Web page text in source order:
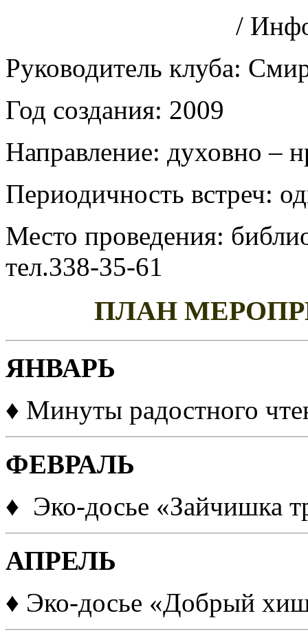
/
Руководитель клуба:
Год создания: 2009
Направление: духовно –
Периодичность встреч:
Место проведения:
тел.338-35-61
ПЛАН
ЯНВАРЬ
♦ Минуты радостного
ФЕВРАЛЬ
♦ Эко-досье «Зайчишка
АПРЕЛЬ
♦ Эко-досье «Добрый